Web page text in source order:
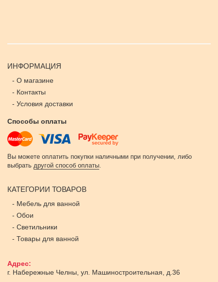
ИНФОРМАЦИЯ
- О магазине
- Контакты
- Условия доставки
Способы оплаты
Вы можете оплатить покупки наличными при получении, либо
выбрать другой способ оплаты.
КАТЕГОРИИ ТОВАРОВ
- Мебель для ванной
- Обои
- Светильники
- Товары для ванной
Адрес:
г. Набережные Челны ул. Машиностроительная, д.36